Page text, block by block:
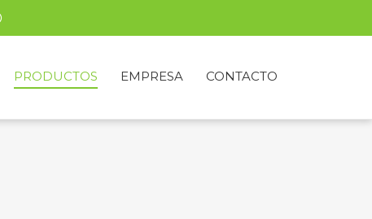
PRODUCTOS EMPRESA CONTACTO